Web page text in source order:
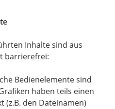
Inhalte sind aus
barrierefrei:
Bedienelemente sind
haben teils einen
(z.B. den Dateinamen)